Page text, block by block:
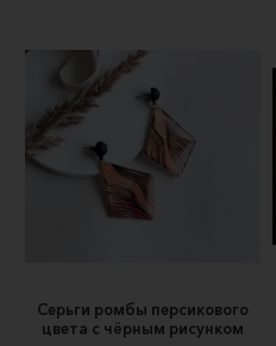
Серьги ромбы персикового
цвета с чёрным рисунком